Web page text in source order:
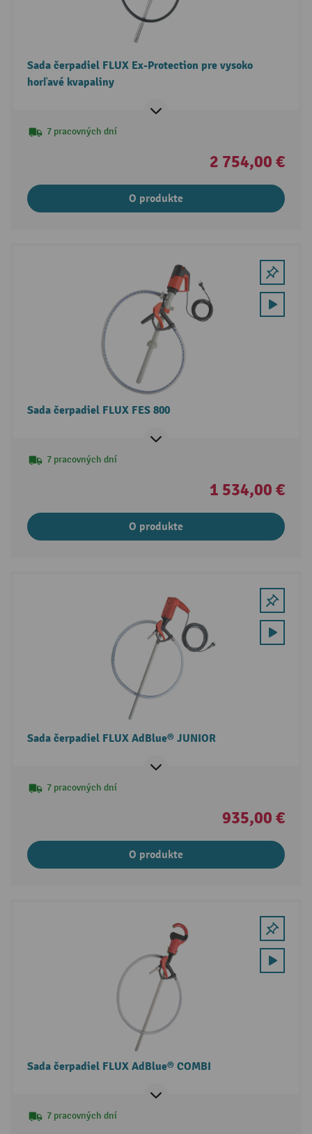
Sada čerpadiel FLUX Ex-Protection pre vysoko
horľavé kvapaliny
7 pracovných dní
2 754,00 €
O produkte
Sada čerpadiel FLUX FES 800
7 pracovných dní
1 534,00 €
O produkte
Sada čerpadiel FLUX AdBlue® JUNIOR
7 pracovných dní
935,00 €
O produkte
Sada čerpadiel FLUX AdBlue® COMBI
7 pracovných dní